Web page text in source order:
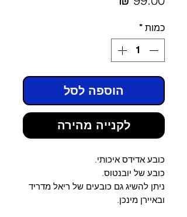
כמות *
הוספה לסל
לקנייה מהירה
כובע אדידס איכותי.
כובע של יובנטוס.
ניתן להשיג גם כובעים של ריאל מדריד
ובאיירן מינכן.